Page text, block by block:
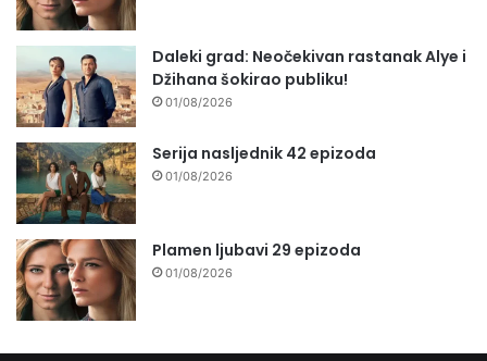
Daleki grad: Neočekivan rastanak Alye i
Džihana šokirao publiku!
01/08/2026
Serija nasljednik 42 epizoda
01/08/2026
Plamen ljubavi 29 epizoda
01/08/2026